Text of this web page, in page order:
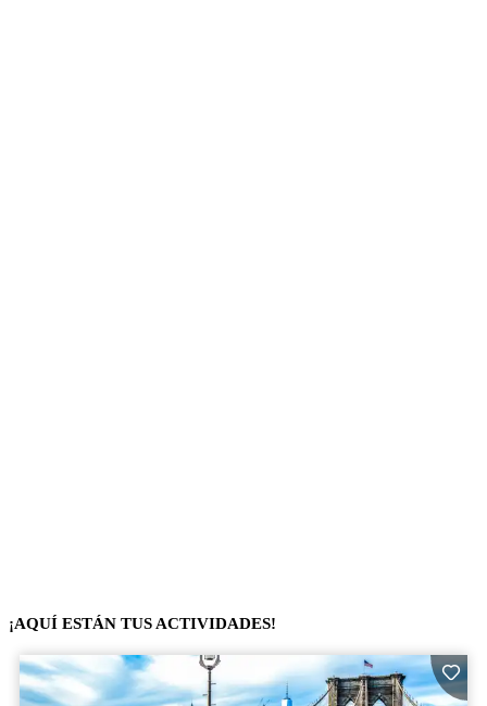
¡AQUÍ ESTÁN TUS ACTIVIDADES!